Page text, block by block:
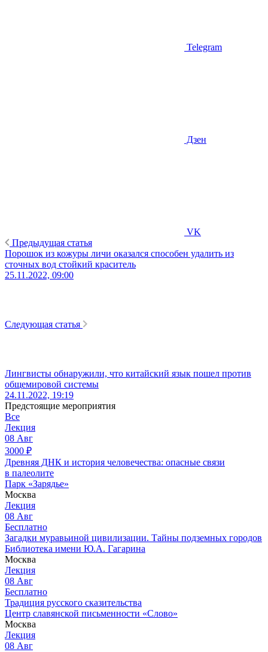
Telegram
Дзен
VK
Предыдущая статья
Порошок из кожуры личи оказался способен удалить из
сточных вод стойкий краситель
25.11.2022, 09:00
Следующая статья
Лингвисты обнаружили, что китайский язык пошел против
общемировой системы
24.11.2022, 19:19
Предстоящие мероприятия
Все
Лекция
08 Авг
3000 ₽
Древняя ДНК и история человечества: опасные связи
в палеолите
Парк «Зарядье»
Москва
Лекция
08 Авг
Бесплатно
Загадки муравьиной цивилизации. Тайны подземных городов
Библиотека имени Ю.А. Гагарина
Москва
Лекция
08 Авг
Бесплатно
Традиция русского сказительства
Центр славянской письменности «Слово»
Москва
Лекция
08 Авг